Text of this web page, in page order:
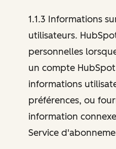
1.1.3 Informations
utilisateurs.
personnelles
un compte
informations
préférences, ou
information
Service